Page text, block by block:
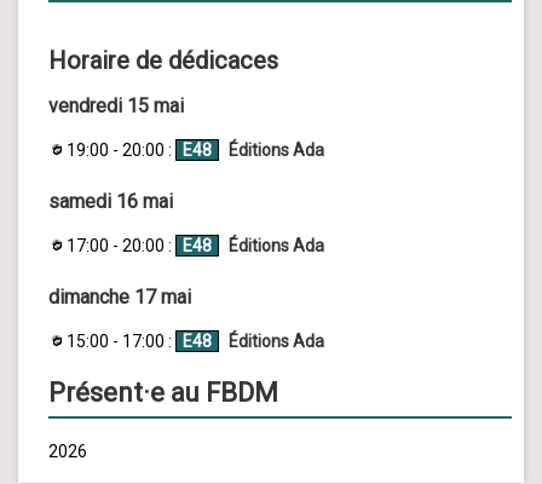
Horaire de dédicaces
vendredi 15 mai
19:00 - 20:00 : E48 Éditions Ada
samedi 16 mai
17:00 - 20:00 : E48 Éditions Ada
dimanche 17 mai
15:00 - 17:00 : E48 Éditions Ada
Présent·e au FBDM
2026